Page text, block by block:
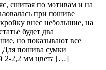
сшитая по мотивам и на
при пошиве
внес небольшие, на
будет два
но показывают все
Для пошива сумки
2-2,2 мм цвета […]